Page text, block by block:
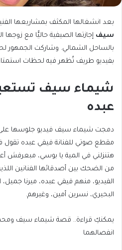
بعد انشغالها المكثف بمشاريعها
سيف إجازتها الصيفية حاليًّا مع
بالساحل الشمالي. وشاركت الجمهور
بفيديو طريف تُظهر فيه لحظات
شيماء سيف
عبده
دمجت شيماء سيف فيديو جلوسها
مقطع صوتي للفنانة فيفي عبده تقول
هتنزلني في المية يا بوسي، مبعرفش
من الضحك بين أصدقائها الفنانين
الفيديو، منهم فيفي عبده، ميرنا
البحيري، نسرين أمين، وغيرهم.
انفصالهما